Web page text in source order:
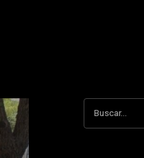
Buscar...